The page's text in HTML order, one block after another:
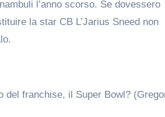
l’anno scorso. Se dovessero
la star CB L’Jarius Sneed non
del franchise, il Super Bowl?